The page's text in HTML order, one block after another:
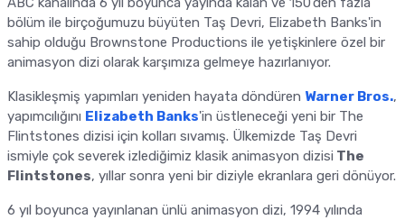
bölüm ile birçoğumuzu büyüten Taş Devri, Elizabeth Banks'in
sahip olduğu Brownstone Productions ile yetişkinlere özel bir
animasyon dizi olarak karşımıza gelmeye hazırlanıyor.
Klasikleşmiş yapımları yeniden hayata döndüren Warner Bros.,
yapımcılığını Elizabeth Banks'in üstleneceği yeni bir The
Flintstones dizisi için kolları sıvamış. Ülkemizde Taş Devri
ismiyle çok severek izlediğimiz klasik animasyon dizisi The
Flintstones, yıllar sonra yeni bir diziyle ekranlara geri dönüyor.
6 yıl boyunca yayınlanan ünlü animasyon dizi, 1994 yılında